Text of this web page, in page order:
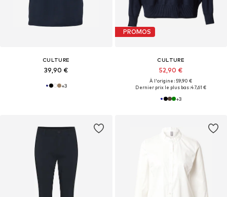
CULTURE
39,90 €
+3
PROMOS
CULTURE
52,90 €
À l'origine : 59,90 €
Dernier prix le plus bas :47,61 €
+3